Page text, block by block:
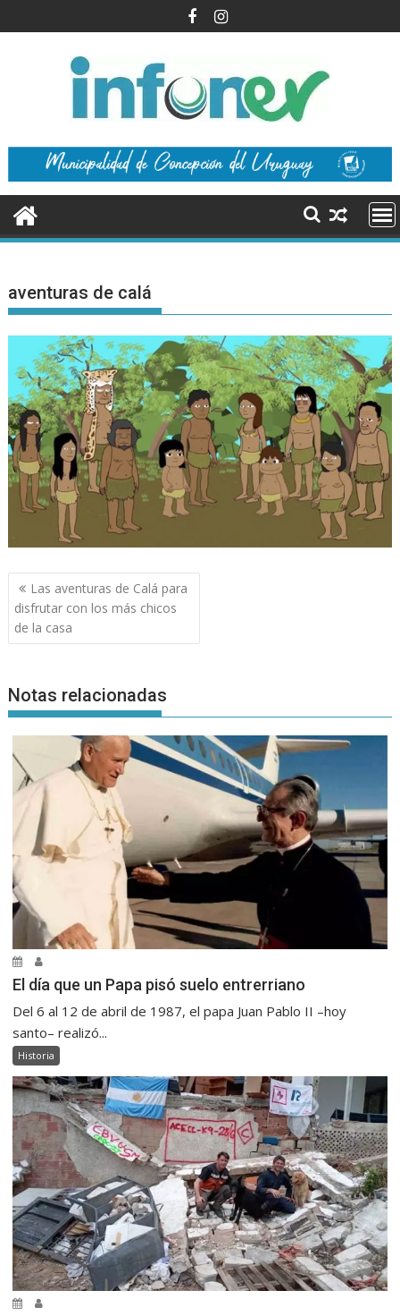
al
aventuras de calá
Navegación
de
entradas
Las aventuras de Calá para
disfrutar con los más chicos
de la casa
Notas relacionadas
El día que un Papa pisó suelo entrerriano
Del 6 al 12 de abril de 1987, el papa Juan Pablo II –hoy
santo– realizó...
Historia